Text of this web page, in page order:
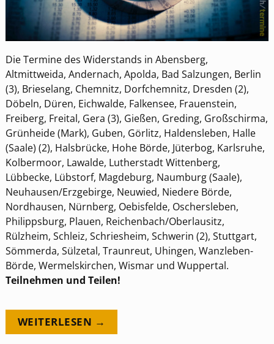
Die Termine des Widerstands in Abensberg,
Altmittweida, Andernach, Apolda, Bad Salzungen, Berlin
(3), Brieselang, Chemnitz, Dorfchemnitz, Dresden (2),
Döbeln, Düren, Eichwalde, Falkensee, Frauenstein,
Freiberg, Freital, Gera (3), Gießen, Greding, Großschirma,
Grünheide (Mark), Guben, Görlitz, Haldensleben, Halle
(Saale) (2), Halsbrücke, Hohe Börde, Jüterbog, Karlsruhe,
Kolbermoor, Lawalde, Lutherstadt Wittenberg,
Lübbecke, Lübstorf, Magdeburg, Naumburg (Saale),
Neuhausen/Erzgebirge, Neuwied, Niedere Börde,
Nordhausen, Nürnberg, Oebisfelde, Oschersleben,
Philippsburg, Plauen, Reichenbach/Oberlausitz,
Rülzheim, Schleiz, Schriesheim, Schwerin (2), Stuttgart,
Sömmerda, Sülzetal, Traunreut, Uhingen, Wanzleben-
Börde, Wermelskirchen, Wismar und Wuppertal.
Teilnehmen und Teilen!
WEITERLESEN →